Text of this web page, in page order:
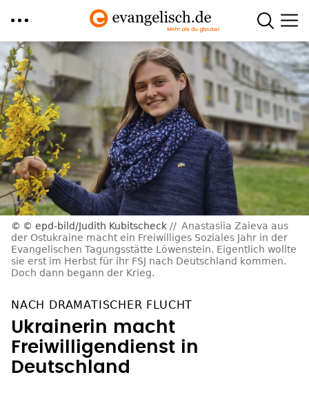
Direkt
zum
Inhalt
© epd-bild/Judith Kubitscheck
Anastasiia Zaieva aus
der Ostukraine macht ein Freiwilliges Soziales Jahr in der
Evangelischen Tagungsstätte Löwenstein. Eigentlich wollte
sie erst im Herbst für ihr FSJ nach Deutschland kommen.
Doch dann begann der Krieg.
NACH DRAMATISCHER FLUCHT
Ukrainerin macht
Freiwilligendienst in
Deutschland